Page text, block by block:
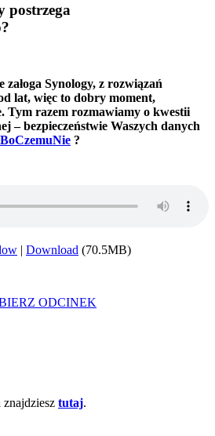
postrzega
tutaj.
załoga Synology, z rozwiązań
lat, więc to dobry moment,
Tym razem rozmawiamy o kwestii
– bezpieczeństwie Waszych danych
?
| Download (70.5MB)
ODCINEK